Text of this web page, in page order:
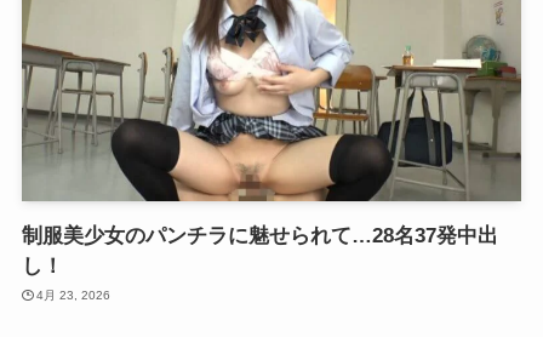
制服美少女のパンチラに魅せられて…28名37発中出
し！
4月 23, 2026